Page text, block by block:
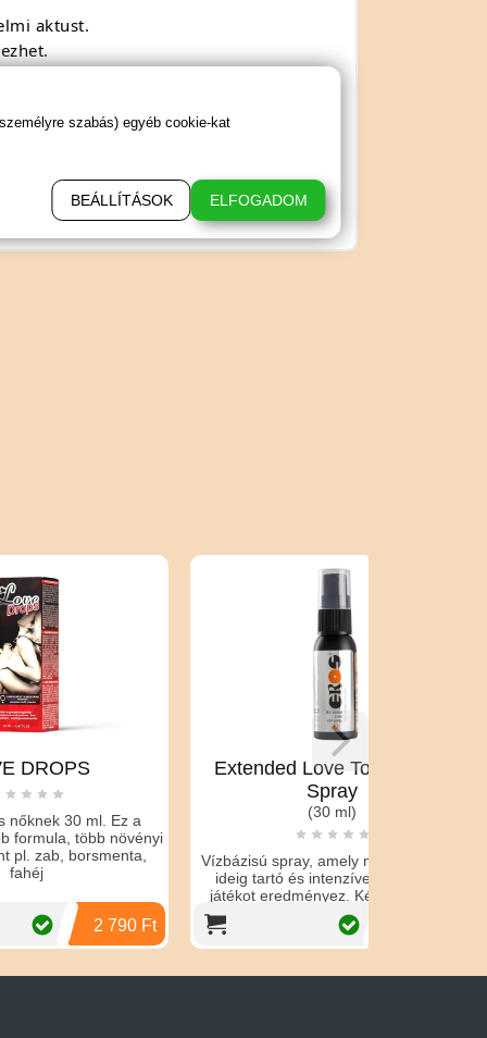
aktust.
a
Ft
Extended Love Top Level 3
Vízbázisú spray, amely még hosszabb
ideig tartó és intenzívebb szerelmi
játékot eredményez. Kényeztetik és
frissíti...
4 790 Ft
szabás) egyéb cookie-kat
BEÁLLÍTÁSOK ELFOGADOM